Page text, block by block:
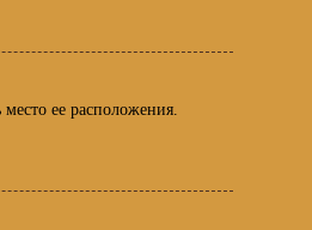
ее расположения.